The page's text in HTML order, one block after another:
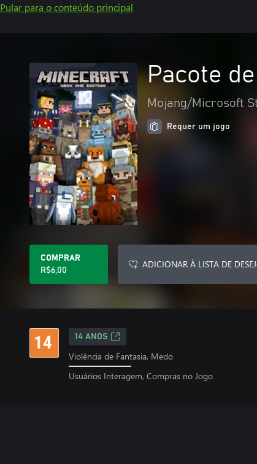
Pular para o conteúdo principal
Pacote
Mojang/Microsoft
Requer um jogo
COMPRAR
R$6,00
ADICIONAR À LISTA DE
14 ANOS
Violência de Fantasia, Medo
Usuários Interagem, Compras no Jogo